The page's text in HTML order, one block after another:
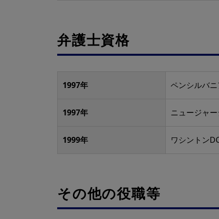
弁護士資格
1997年 ペンシルバニ
1997年 ニュージャ
1999年 ワシントン
その他の役職等